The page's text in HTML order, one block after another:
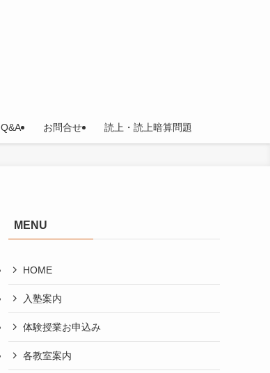
Q&A お問合せ 読上・読上暗算問題
MENU
HOME
入塾案内
体験授業お申込み
各教室案内